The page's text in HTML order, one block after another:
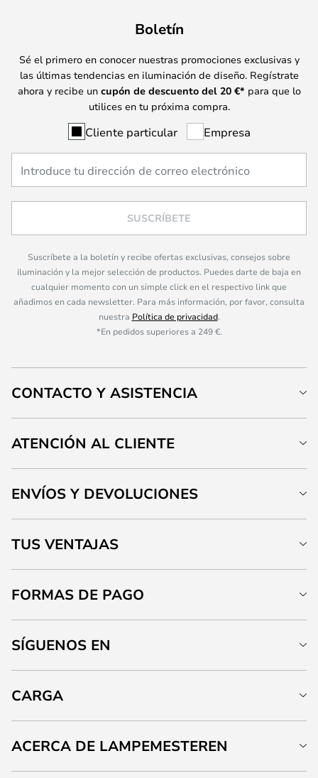
Boletín
Sé el primero en conocer nuestras promociones exclusivas y
las últimas tendencias en iluminación de diseño. Regístrate
ahora y recibe un cupón de descuento del 20 €* para que lo
utilices en tu próxima compra.
Cliente particular Empresa
SUSCRÍBETE
Suscríbete a la boletín y recibe ofertas exclusivas, consejos sobre
iluminación y la mejor selección de productos. Puedes darte de baja en
cualquier momento con un simple click en el respectivo link que
añadimos en cada newsletter. Para más información, por favor, consulta
nuestra Política de privacidad.
*En pedidos superiores a 249 €.
CONTACTO Y ASISTENCIA
ATENCIÓN AL CLIENTE
ENVÍOS Y DEVOLUCIONES
TUS VENTAJAS
FORMAS DE PAGO
SÍGUENOS EN
CARGA
ACERCA DE LAMPEMESTEREN